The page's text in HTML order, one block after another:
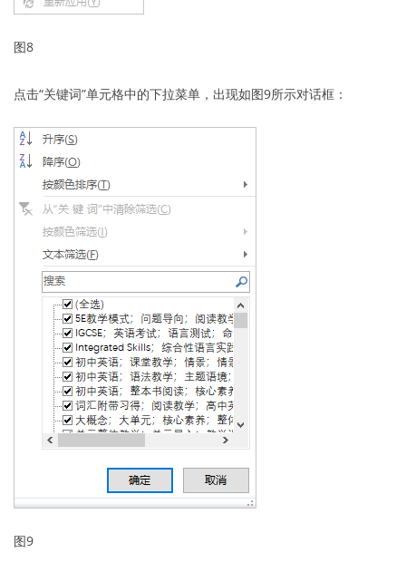
图8
点击“关键词”单元格中的下拉菜单，出现如图9所示对话框：
图9